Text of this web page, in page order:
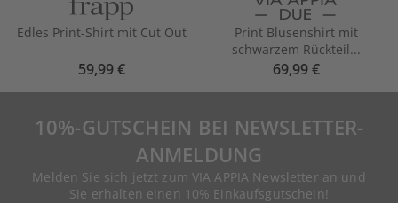
Edles Print-Shirt mit Cut Out
59,99 €
Print Blusenshirt mit
schwarzem Rückteil...
69,99 €
10%-GUTSCHEIN BEI NEWSLETTER-
ANMELDUNG
Melden Sie sich jetzt zum VIA APPIA Newsletter an und
Sie erhalten einen 10% Einkaufsgutschein!